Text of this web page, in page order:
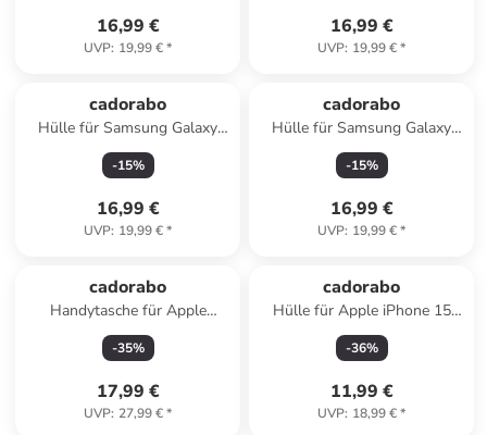
16,99 €
UVP: 19,99 €*
16,99 €
UVP: 19,99 €*
cadorabo
Hülle für Samsung Galaxy
A35 Blumen Design in Floral
Dunkel Lila
-15%
16,99 €
UVP: 19,99 €*
cadorabo
Hülle für Samsung Galaxy
A55 Blumen Design in Floral
Dunkel Lila
-15%
16,99 €
UVP: 19,99 €*
cadorabo
Handytasche für Apple
iPhone 11 PRO MAX Hülle
Umhängetasche in Rot
-35%
17,99 €
UVP: 27,99 €*
cadorabo
Hülle für Apple iPhone 15
PRO Glitter in Transparent mit
Glitter
-36%
11,99 €
UVP: 18,99 €*